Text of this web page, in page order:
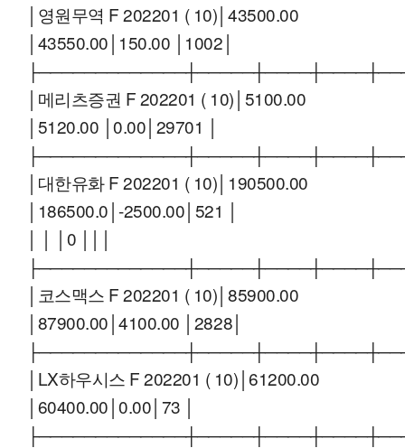
│영원무역 F 202201 ( 10)│43500.00
│43550.00│150.00 │1002│
│메리츠증권 F 202201 ( 10)│5100.00
│5120.00 │0.00│29701 │
│대한유화 F 202201 ( 10)│190500.00
│186500.0│-2500.00│521 │
│ │ │0 │││
│코스맥스 F 202201 ( 10)│85900.00
│87900.00│4100.00 │2828│
│LX하우시스 F 202201 ( 10)│61200.00
│60400.00│0.00│73 │